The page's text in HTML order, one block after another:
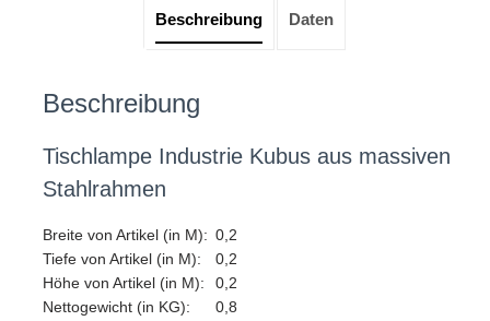
Beschreibung Daten
Beschreibung
Tischlampe Industrie Kubus aus massiven
Stahlrahmen
Breite von Artikel (in M): 0,2
Tiefe von Artikel (in M):
0,2
Höhe von Artikel (in M):
0,2
Nettogewicht (in KG):
0,8